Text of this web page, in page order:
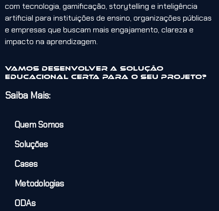
com tecnologia, gamificação, storytelling e inteligência
artificial para instituições de ensino, organizações públicas
e empresas que buscam mais engajamento, clareza e
impacto na aprendizagem.
Vamos desenvolver a solução
educacional certa para o seu projeto?
Saiba Mais:
Quem Somos
Soluções
Cases
Metodologias
ODAs